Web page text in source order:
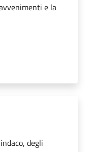
e la
degli